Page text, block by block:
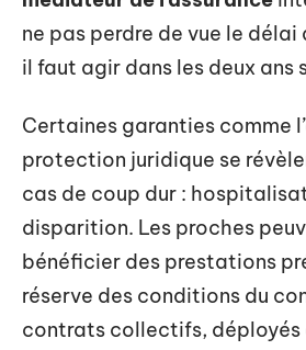
ne pas perdre de vue le délai
il faut agir dans les deux ans
Certaines garanties comme
protection juridique se
cas de coup dur :
disparition. Les proches
bénéficier des prestations
réserve des conditions du
contrats collectifs, déployés